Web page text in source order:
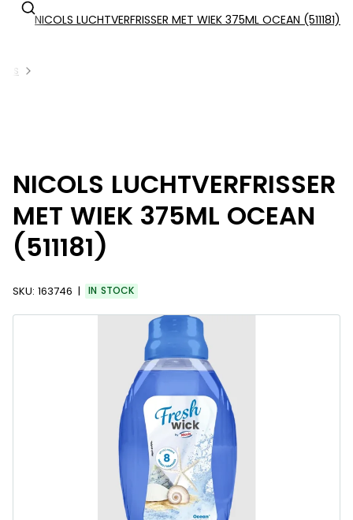
NICOLS LUCHTVERFRISSER MET WIEK 375ML OCEAN (511181)
NICOLS LUCHTVERFRISSER
MET WIEK 375ML OCEAN
(511181)
SKU: 163746 IN STOCK